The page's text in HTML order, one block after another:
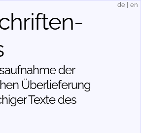
der
Über­lieferung
Texte des
de en